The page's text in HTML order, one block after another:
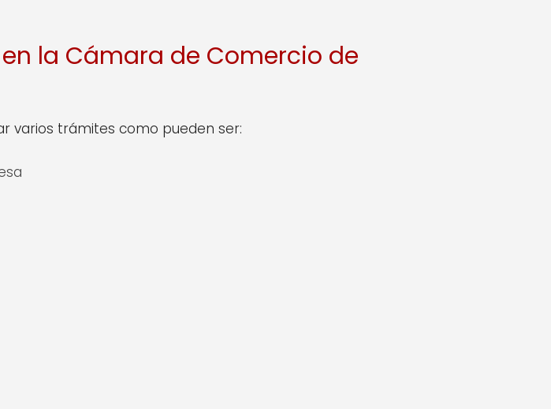
la Cámara de Comercio de
varios trámites como pueden ser: